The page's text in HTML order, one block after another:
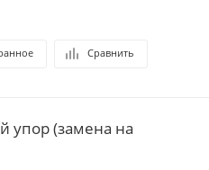
Сравнить
упор (замена на